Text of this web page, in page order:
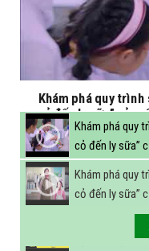
Khám phá quy
cỏ đến ly sữa” của
Khám phá quy
cỏ đến ly sữa”
Khám phá quy
cỏ đến ly sữa”
FBNC - Ngành
sữa vào năm